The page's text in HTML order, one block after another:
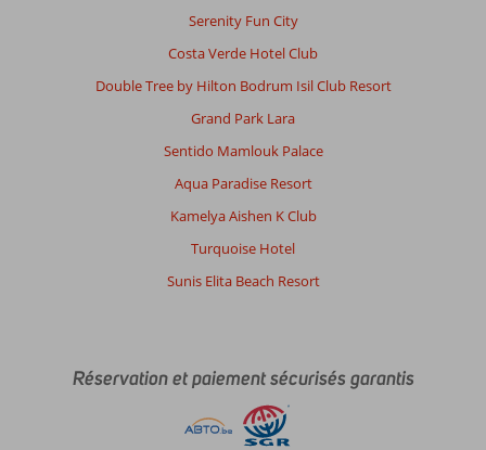
Serenity Fun City
Costa Verde Hotel Club
Double Tree by Hilton Bodrum Isil Club Resort
Grand Park Lara
Sentido Mamlouk Palace
Aqua Paradise Resort
Kamelya Aishen K Club
Turquoise Hotel
Sunis Elita Beach Resort
Réservation et paiement sécurisés garantis